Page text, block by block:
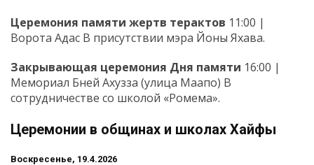
Церемония памяти жертв терактов 11:00 |
Ворота Адас В присутствии мэра Йоны Яхава.
Закрывающая церемония Дня памяти 16:00 |
Мемориал Бней Ахузза (улица Маапо) В
сотрудничестве со школой «Ромема».
Церемонии в общинах и школах Хайфы
Воскресенье, 19.4.2026